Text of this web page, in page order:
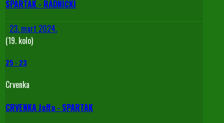
SPARTAK - RADNIČKI
23. mart 2024.
(19. kolo)
25 - 23
Crvenka
CRVENKA Jaffa - SPARTAK